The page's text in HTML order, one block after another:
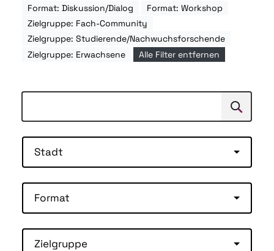
Format: Diskussion/Dialog
Format: Workshop
Zielgruppe: Fach-Community
Zielgruppe: Studierende/Nachwuchsforschende
Zielgruppe: Erwachsene
Alle Filter entfernen
Suchen
Stadt
Format
Zielgruppe